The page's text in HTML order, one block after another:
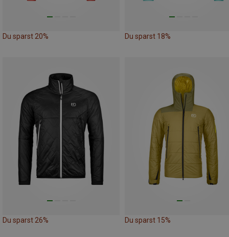
Du sparst 20% Du sparst 18%
Du sparst 26% Du sparst 15%